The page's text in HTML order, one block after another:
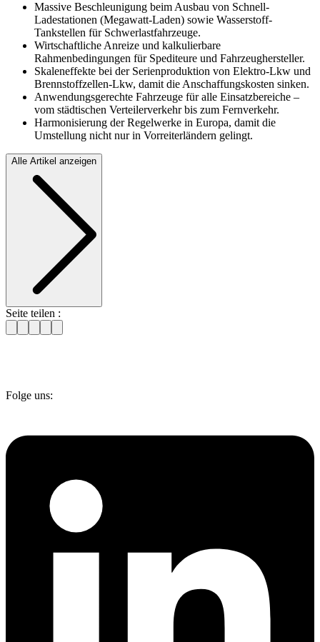
Massive Beschleunigung beim Ausbau von Schnell-
Ladestationen (Megawatt-Laden) sowie Wasserstoff-
Tankstellen für Schwerlastfahrzeuge.
Wirtschaftliche Anreize und kalkulierbare
Rahmenbedingungen für Spediteure und Fahrzeughersteller.
Skaleneffekte bei der Serienproduktion von Elektro-Lkw und
Brennstoffzellen-Lkw, damit die Anschaffungskosten sinken.
Anwendungsgerechte Fahrzeuge für alle Einsatzbereiche –
vom städtischen Verteilerverkehr bis zum Fernverkehr.
Harmonisierung der Regelwerke in Europa, damit die
Umstellung nicht nur in Vorreiterländern gelingt.
Alle Artikel anzeigen
Seite teilen :
Folge uns: